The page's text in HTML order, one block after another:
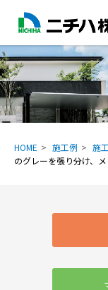
HOME 施工例 施
のグレーを張り分け、